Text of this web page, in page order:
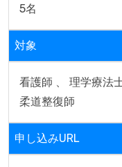
5名
対象
看護師 、 理学療法
柔道整復師
申し込みURL